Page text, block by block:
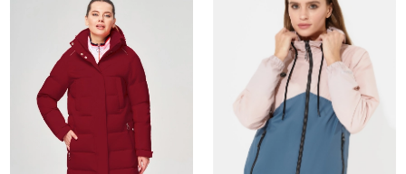
Ханты-Мансийский автономный округ (3)
Челябинская область (2)
Ямало-Ненецкий автономный округ (1)
Ярославская область (1)